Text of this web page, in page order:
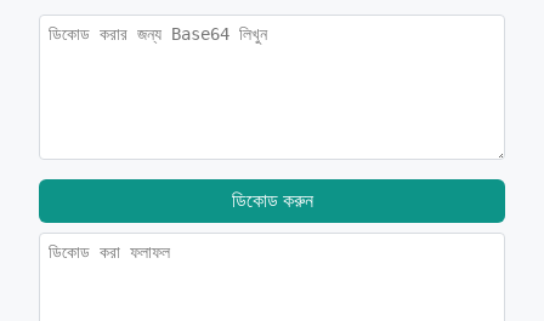
ডিকোড করুন